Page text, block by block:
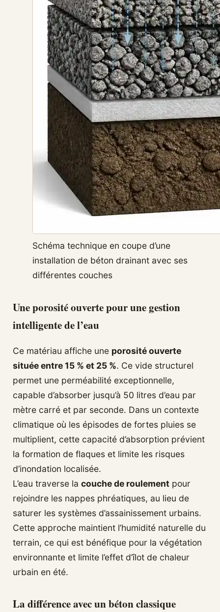
Schéma technique en coupe d’une
installation de béton drainant avec ses
différentes couches
Une porosité ouverte pour une gestion
intelligente de l’eau
Ce matériau affiche une porosité ouverte
située entre 15 % et 25 %. Ce vide structurel
permet une perméabilité exceptionnelle,
capable d’absorber jusqu’à 50 litres d’eau par
mètre carré et par seconde. Dans un contexte
climatique où les épisodes de fortes pluies se
multiplient, cette capacité d’absorption prévient
la formation de flaques et limite les risques
d’inondation localisée.
L’eau traverse la couche de roulement pour
rejoindre les nappes phréatiques, au lieu de
saturer les systèmes d’assainissement urbains.
Cette approche maintient l’humidité naturelle du
terrain, ce qui est bénéfique pour la végétation
environnante et limite l’effet d’îlot de chaleur
urbain en été.
La différence avec un béton classique